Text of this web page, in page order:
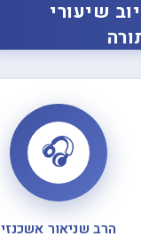
שיעורי
🎧
הרב שניאור אשכנזי